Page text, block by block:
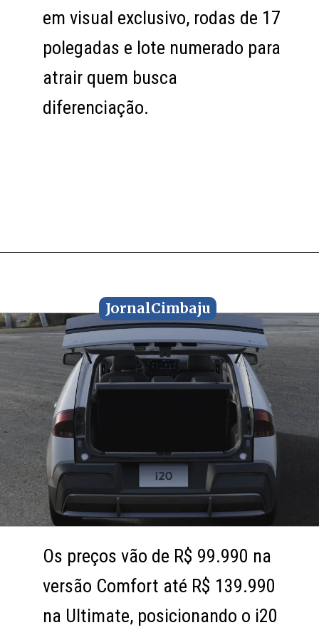
em visual exclusivo, rodas de 17
polegadas e lote numerado para
atrair quem busca
diferenciação.
em visual exclusivo, rodas de 17
polegadas e lote numerado para
atrair quem busca
diferenciação.
Os preços vão de R$ 99.990 na
versão Comfort até R$ 139.990
na Ultimate, posicionando o i20
Os preços vão de R$ 99.990 na
versão Comfort até R$ 139.990
na Ultimate, posicionando o i20
JornalCimbaju
JornalCimbaju